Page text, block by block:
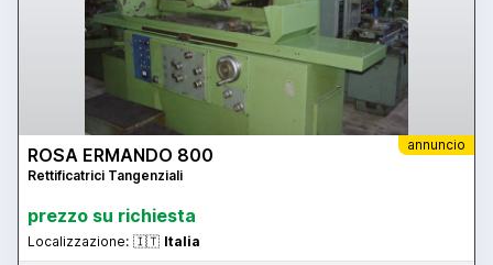
annuncio
ROSA ERMANDO 800
Rettificatrici Tangenziali
prezzo su richiesta
Localizzazione: 🇮🇹 Italia